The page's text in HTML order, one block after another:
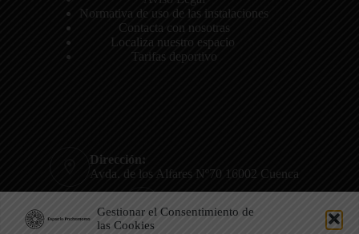
Gestionar el Consentimiento de
las Cookies
Normativa de uso de las instalaciones
Contacta con nosotras
Localiza nuestro espacio
Tarifas deportivo
Dirección:
Avda. de los Alfares Nº70 16002 Cuenca
722 801 807